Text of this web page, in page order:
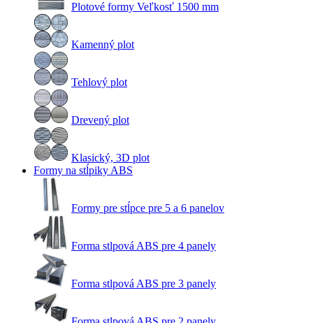
Plotové formy Veľkosť 1500 mm
Kamenný plot
Tehlový plot
Drevený plot
Klasický, 3D plot
Formy na stĺpiky ABS
Formy pre stĺpce pre 5 a 6 panelov
Forma stlpová ABS pre 4 panely
Forma stlpová ABS pre 3 panely